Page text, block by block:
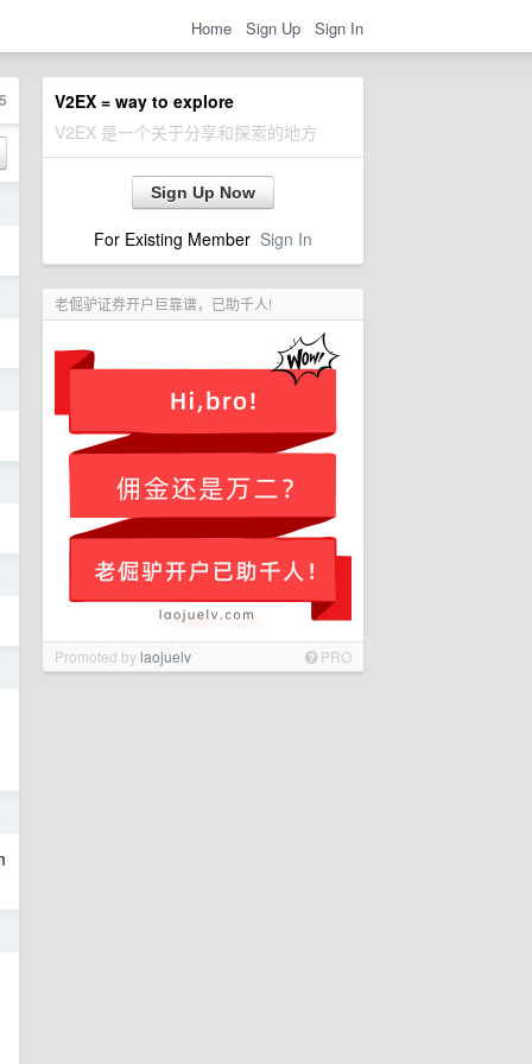
Home Sign Up Sign In
V2EX = way to explore
V2EX 是一个关于分享和探索的地方
Sign Up Now
For Existing Member Sign In
老倔驴证券开户巨靠谱，已助千人!
Promoted bylaojuelv PRO